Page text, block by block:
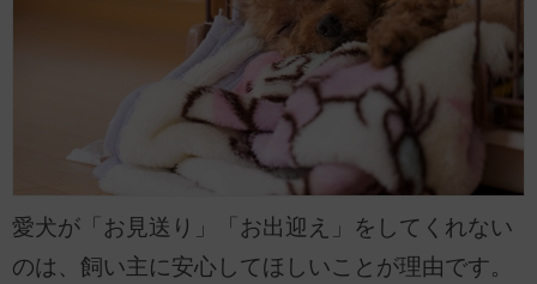
愛犬が「お見送り」「お出迎え」をしてくれない
のは、飼い主に安心してほしいことが理由です。